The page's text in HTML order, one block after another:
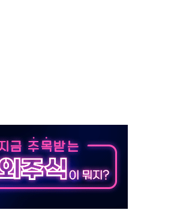
배신 사과 안 해"
진해선 안 돼"
표